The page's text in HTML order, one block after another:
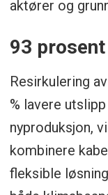
aktører og
93 prosent
Resirkulering
% lavere
nyproduksjon,
kombinere
fleksible